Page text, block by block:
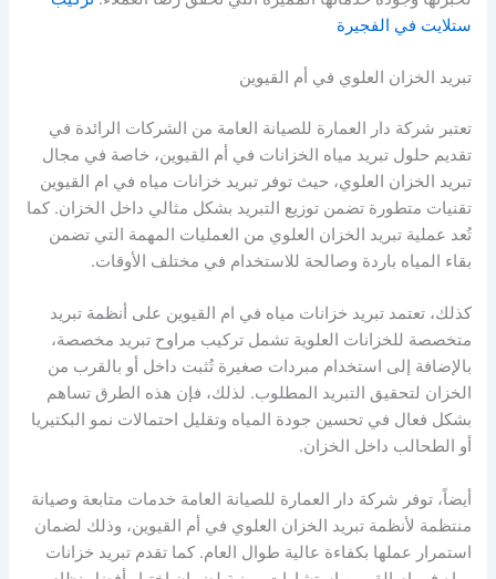
ستلايت في الفجيرة
تبريد الخزان العلوي في أم القيوين
تعتبر شركة دار العمارة للصيانة العامة من الشركات الرائدة في
تقديم حلول تبريد مياه الخزانات في أم القيوين، خاصة في مجال
تبريد الخزان العلوي، حيث توفر تبريد خزانات مياه في ام القيوين
تقنيات متطورة تضمن توزيع التبريد بشكل مثالي داخل الخزان. كما
تُعد عملية تبريد الخزان العلوي من العمليات المهمة التي تضمن
بقاء المياه باردة وصالحة للاستخدام في مختلف الأوقات.
كذلك، تعتمد تبريد خزانات مياه في ام القيوين على أنظمة تبريد
متخصصة للخزانات العلوية تشمل تركيب مراوح تبريد مخصصة،
بالإضافة إلى استخدام مبردات صغيرة تُثبت داخل أو بالقرب من
الخزان لتحقيق التبريد المطلوب. لذلك، فإن هذه الطرق تساهم
بشكل فعال في تحسين جودة المياه وتقليل احتمالات نمو البكتيريا
أو الطحالب داخل الخزان.
أيضاً، توفر شركة دار العمارة للصيانة العامة خدمات متابعة وصيانة
منتظمة لأنظمة تبريد الخزان العلوي في أم القيوين، وذلك لضمان
استمرار عملها بكفاءة عالية طوال العام. كما تقدم تبريد خزانات